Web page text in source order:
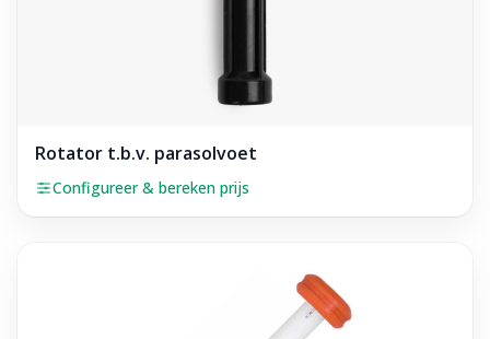
Rotator t.b.v. parasolvoet
Configureer & bereken prijs